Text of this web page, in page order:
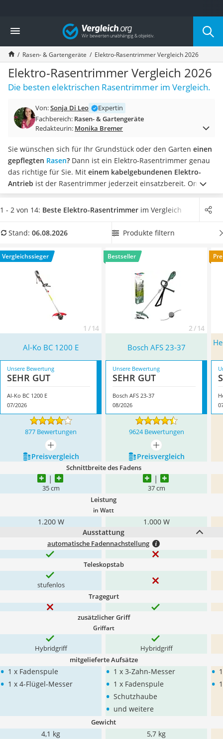
Die beliebtesten Vergleiche nach Kategorie
Baumarkt
Tresor feuerfest
Makita-Akku-Rasenmäher
Kappsäge
Smartes Türschloss
Akku-Rasentrimmer
Split-Klimaanlage 2 Innengeräte
Pelletofen
Tiefbrunnenpumpe
Fliesenschneider
Hochdruckreiniger
Doppelschleifer
Überwachungskamera
Benzinrasenmäher mit Elektrostart
Löschdecke
Winterharte Palmen
Gasdurchlauferhitzer
Vergleich
Rasen- & Gartengeräte Elektro-Rasentrimmer Vergleich 2026
Elektro-Rasentrimmer Vergleich 2026
Die besten elektrischen Rasentrimmer im Vergleich.
Von:Sonja Di Leo
Expertin
Fachbereich: Rasen- & Gartengeräte
Redakteurin: Monika Bremer
Sie wünschen sich für Ihr Grundstück oder den Garten einen
gepflegten Rasen? Dann ist ein Elektro-Rasentrimmer genau
das richtige für Sie. Mit einem kabelgebundenen Elektro-
Antrieb ist der Rasentrimmer jederzeit einsatzbereit. Online-
Tests unterscheiden Elektro-Rasentrimmermit Faden und
mit Messernals Schneidwerkzeug. Ein Tragegurterleichtert
zweiter Griff. In unserer Produkttabelle finden Sie
mehr, mit denen Sie auch größere Flächen einfach
bearbeiten können. Überzeugt hat uns hier im August 2026
besonders das Modell
Al-Ko BC 1200 E* mit seinen
Eigenschaften.
1 - 2 von 14: Beste Elektro-Rasentrimmer im Vergleich
Stand: 06.08.2026 Produkte filtern
Vergleichssieger
1 / 14
Bestseller
2 / 14
Al-Ko BC 1200 E Bosch AFS 23-37
Unsere Bewertung
SEHR GUT
Al-Ko BC 1200 E
07/2026
Unsere Bewertung
SEHR GUT
Bosch AFS 23-37
08/2026
877 Bewertungen 9624 Bewertungen
mehr anzeigen
mehr anzeigen
Preis­vergleich
Preis­vergleich
Schnittbreite des Fadens
35 cm 37 cm
Leistung
in Watt
1.200 W
1.000 W
Ausstattung
automatische Fadennachstellung
Teleskopstab
stufenlos
Tragegurt
zusätzlicher Griff
Griffart
Hybridgriff Hybridgriff
mitgelieferte Aufsätze
• 1 x Fadenspule
• 1 x 4-Flügel-Messer
• 1 x 3-Zahn-Messer
• 1 x Fadenspule
• Schutzhaube
• und weitere
•
•
Gewicht
4,1 kg 5,7 kg